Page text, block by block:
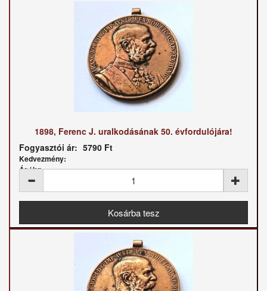
1898, Ferenc J. uralkodásának 50. évfordulójára!
Fogyasztói ár: 5790 Ft
Kedvezmény:
Ár / kg: